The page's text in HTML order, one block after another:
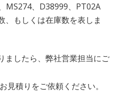
MS274、D38999、PT02A
、もしくは在庫数を表しま
ましたら、弊社営業担当にご
見積りをご依頼ください。